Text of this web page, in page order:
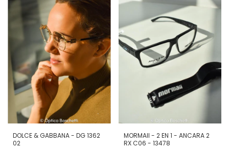
DOLCE & GABBANA - DG 1362
02
MORMAII - 2 EN 1 - ANCARA 2
RX C06 - 13478